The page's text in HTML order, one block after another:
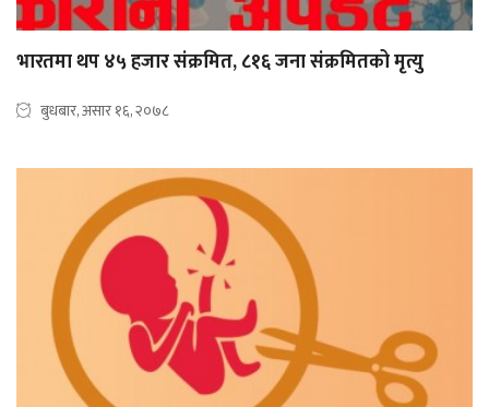
भारतमा थप ४५ हजार संक्रमित, ८१६ जना संक्रमितको मृत्यु
बुधबार, असार १६, २०७८